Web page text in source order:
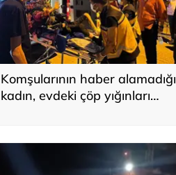
Komşularının haber alamadığı
kadın, evdeki çöp yığınları